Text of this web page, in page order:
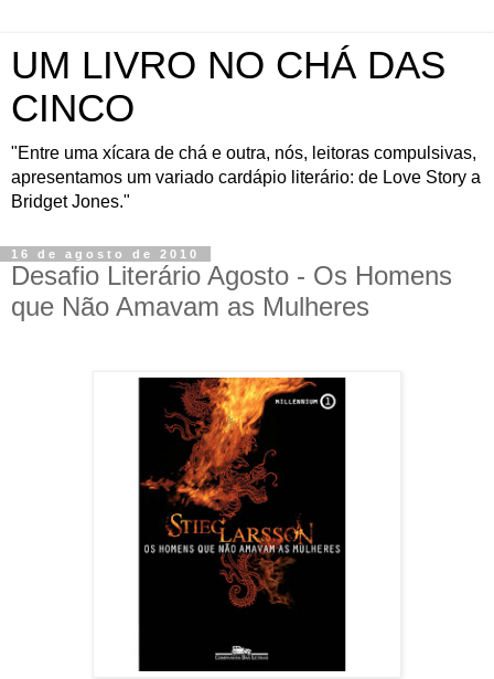
UM LIVRO NO CHÁ DAS
CINCO
"Entre uma xícara de chá e outra, nós, leitoras compulsivas,
apresentamos um variado cardápio literário: de Love Story a
Bridget Jones."
16 de agosto de 2010
Desafio Literário Agosto - Os Homens
que Não Amavam as Mulheres